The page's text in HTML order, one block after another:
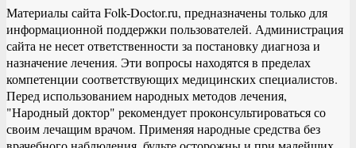
Материалы сайта Folk-Doctor.ru, предназначены только для
информационной поддержки пользователей. Администрация
сайта не несет ответственности за постановку диагноза и
назначение лечения. Эти вопросы находятся в пределах
компетенции соответствующих медицинских специалистов.
Перед использованием народных методов лечения,
"Народный доктор" рекомендует проконсультироваться со
своим лечащим врачом. Применяя народные средства без